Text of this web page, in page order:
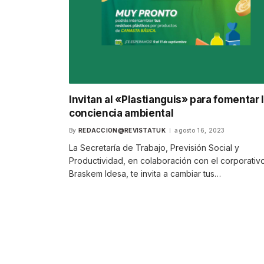
Invitan al «Plastianguis» para fomentar
conciencia ambiental
By REDACCION@REVISTATUK agosto 16, 2023
La Secretaría de Trabajo, Previsión Social y
Productividad, en colaboración con el
Braskem Idesa, te invita a cambiar tus…